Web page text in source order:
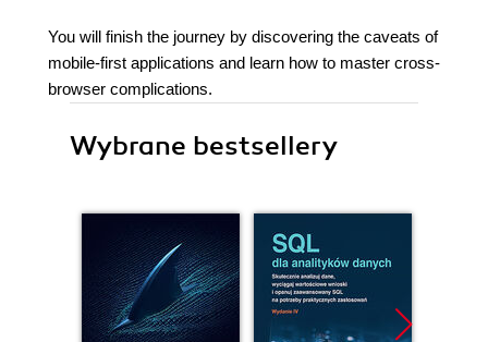
You will finish the journey by discovering the caveats of
mobile-first applications and learn how to master cross-
browser complications.
Wybrane bestsellery